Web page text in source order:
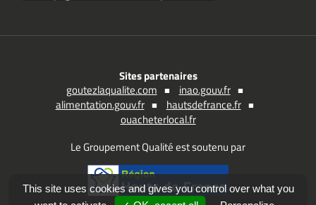
Sites partenaires
goutezlaqualite.com
inao.gouv.fr
alimentation.gouv.fr
hautsdefrance.fr
ouacheterlocal.fr
Le Groupement Qualité est soutenu par
This site uses cookies and gives you control over what you